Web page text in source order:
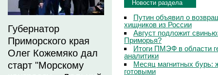
Губернатор
Приморского края
Олег Кожемяко дал
старт "Морскому
Новости раздела
Путин объявил о
хищников из России
Август подложит
Приморья?
Итоги ПМЭФ в области
аналитики
Месяц магнитных бурь:
готовыми